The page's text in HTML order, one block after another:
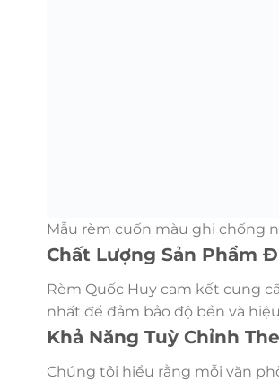
Mẫu rèm cuốn màu ghi chống
Chất Lượng Sản Phẩm
Rèm Quốc Huy cam kết cung
nhất để đảm bảo độ bền và
Khả Năng Tuỳ Chỉnh
Chúng tôi hiểu rằng mỗi văn